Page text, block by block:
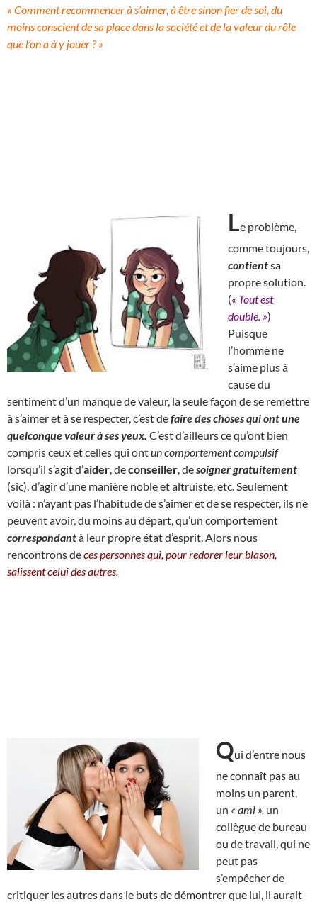
« Comment recommencer à s’aimer, à être sinon fier de soi, du
moins conscient de sa place dans la société et de la valeur du rôle
que l’on a à y jouer ? »
Le problème,
comme toujours,
contientsa
propre solution.
(« Tout est
double. »)
Puisque
l’homme ne
s’aime plus à
cause du
sentiment d’un manque de valeur, la seule façon de se remettre
à s’aimer et à se respecter, c’est defaire des choses qui ont une
quelconque valeur à ses yeux. C’est d’ailleurs ce qu’ont bien
compris ceux et celles qui ontun comportement compulsif
lorsqu’il s’agit d’aider , deconseiller , desoigner gratuitement
(sic), d’agir d’une manière noble et altruiste, etc. Seulement
voilà : n’ayant pas l’habitude de s’aimer et de se respecter, ils ne
peuvent avoir, du moins au départ, qu’un comportement
correspondantà leur propre état d’esprit. Alors nous
rencontrons deces personnes qui, pour redorer leur blason,
salissent celui des autres.
Qui d’entre nous
ne connaît pas au
moins un parent,
un « ami », un
collègue de bureau
ou de travail, qui ne
peut pas
s’empêcher de
critiquer les autres dans le buts de démontrer que lui, il aurait